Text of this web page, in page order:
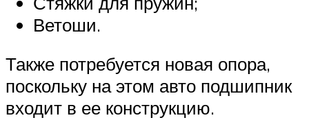
Ветоши.
Также потребуется новая опора,
поскольку на этом авто подшипник
входит в ее конструкцию.